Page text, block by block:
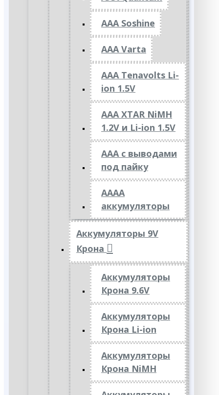
AAA Soshine
AAA Varta
AAA Tenavolts Li-
ion 1.5V
AAA XTAR NiMH
1.2V и Li-ion 1.5V
ААА с выводами
под пайку
АААА
аккумуляторы
Аккумуляторы 9V
Крона
Аккумуляторы
Крона 9.6V
Аккумуляторы
Крона Li-ion
Аккумуляторы
Крона NiMH